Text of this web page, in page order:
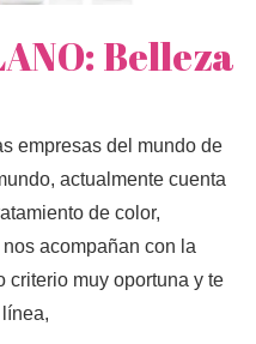
Belleza
empresas del mundo de
actualmente cuenta
de color,
acompañan con la
criterio muy oportuna y te